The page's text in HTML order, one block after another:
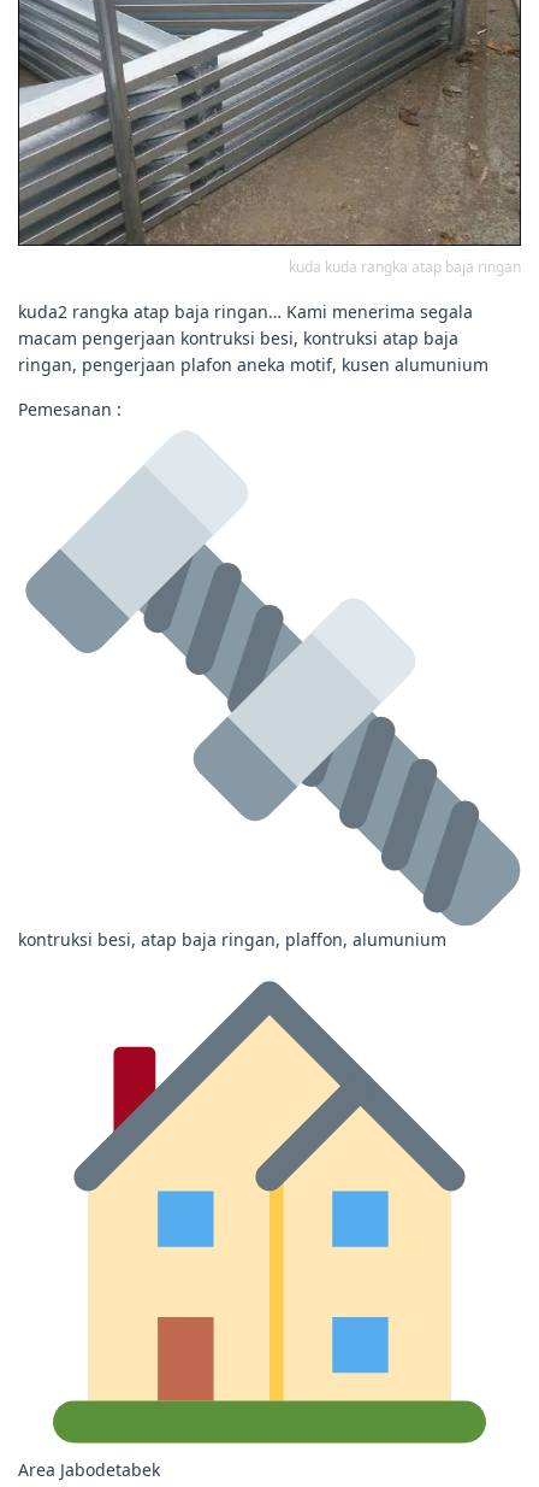
kuda kuda rangka atap baja ringan
kuda2 rangka atap baja ringan… Kami menerima segala
macam pengerjaan kontruksi besi, kontruksi atap baja
ringan, pengerjaan plafon aneka motif, kusen alumunium
Pemesanan :
kontruksi besi, atap baja ringan, plaffon, alumunium
Area Jabodetabek